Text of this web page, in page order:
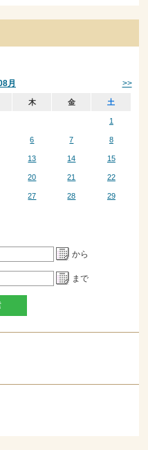
月 >>
木 金 土
1
6 7 8
13 14 15
20 21 22
27 28 29
から
まで